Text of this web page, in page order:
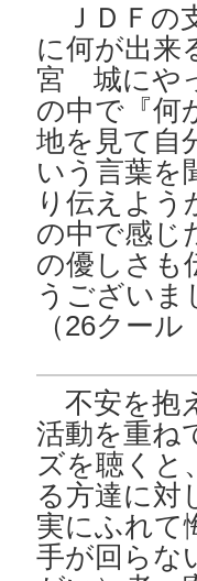
ＪＤＦの
に何が出来
宮 城にや
の中で『何
地を見て自
いう言葉を
り伝えよう
の中で感じ
の優しさも
うございま
（26クー
不安を抱
活動を重ね
ズを聴くと
る方達に対
実にふれて
手が回らな